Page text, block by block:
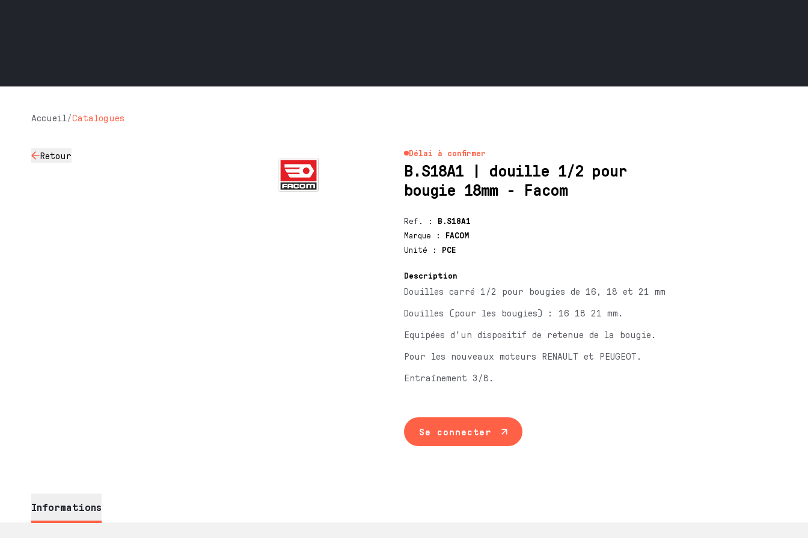
Accueil/Catalogues
Retour Délai à confirmer
B.S18A1 | douille 1/2 pour
bougie 18mm - Facom
Ref. : B.S18A1
Marque
:
FACOM
Unité
: PCE
Description
Douilles carré 1/2 pour bougies de 16, 18 et 21 mm
Douilles (pour les bougies) : 16 18 21 mm.
Equipées d'un dispositif de retenue de la bougie.
Pour les nouveaux moteurs RENAULT et PEUGEOT.
Entraînement 3/8.
Se connecter
Informations